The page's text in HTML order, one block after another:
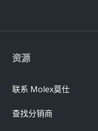
资源
联系 Molex莫仕
查找分销商